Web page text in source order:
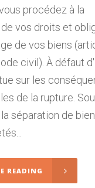
procédez à la
vos droits et
de vos biens
civil). À défaut
sur les
de la rupture.
séparation de
READING